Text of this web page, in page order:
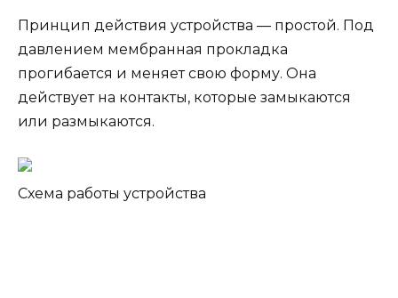
Принцип действия устройства — простой. Под
давлением мембранная прокладка
прогибается и меняет свою форму. Она
действует на контакты, которые замыкаются
или размыкаются.
Схема работы устройства